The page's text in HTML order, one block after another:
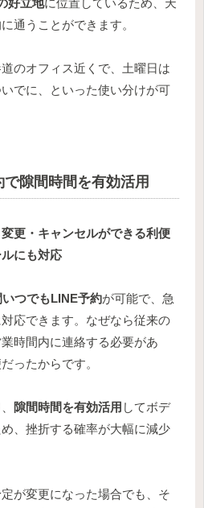
好立地に位置しているため、天
通うことができます。
のオフィス近くで、土曜日は
でに、といった使い分けが可
隙間時間を有効活用
更・キャンセルができる利便
にも対応
いつでもLINE予約が可能で、急
応できます。なぜなら従来の
時間内に連絡する必要があ
ったからです。
隙間時間を有効活用 してボデ
、挫折する確率が大幅に減少
が変更になった場合でも、そ